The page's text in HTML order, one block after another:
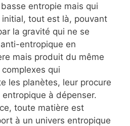
entropie mais qui
tout est là, pouvant
la gravité qui ne se
entropique en
mais produit du même
qui
les planètes, leur procure
à dépenser.
toute matière est
à un univers entropique